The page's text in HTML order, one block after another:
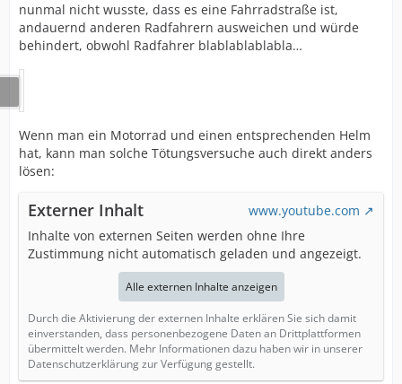
nunmal nicht wusste, dass es eine Fahrradstraße ist,
andauernd anderen Radfahrern ausweichen und würde
behindert, obwohl Radfahrer blablablablabla…
Wenn man ein Motorrad und einen entsprechenden Helm
hat, kann man solche Tötungsversuche auch direkt anders
lösen:
Externer Inhalt
www.youtube.com
Inhalte von externen Seiten werden ohne Ihre
Zustimmung nicht automatisch geladen und angezeigt.
Alle externen Inhalte anzeigen
Durch die Aktivierung der externen Inhalte erklären Sie sich damit
einverstanden, dass personenbezogene Daten an Drittplattformen
übermittelt werden. Mehr Informationen dazu haben wir in unserer
Datenschutzerklärung zur Verfügung gestellt.